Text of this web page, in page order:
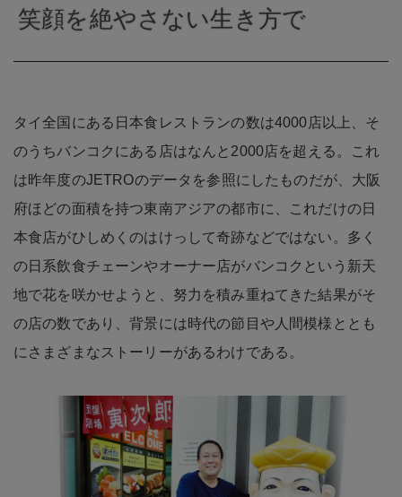
笑顔を絶やさない生き方で
タイ全国にある日本食レストランの数は4000店以上、そ
のうちバンコクにある店はなんと2000店を超える。これ
は昨年度のJETROのデータを参照にしたものだが、大阪
府ほどの面積を持つ東南アジアの都市に、これだけの日
本食店がひしめくのはけっして奇跡などではない。多く
の日系飲食チェーンやオーナー店がバンコクという新天
地で花を咲かせようと、努力を積み重ねてきた結果がそ
の店の数であり、背景には時代の節目や人間模様ととも
にさまざまなストーリーがあるわけである。